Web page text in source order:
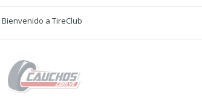
Bienvenido a TireClub